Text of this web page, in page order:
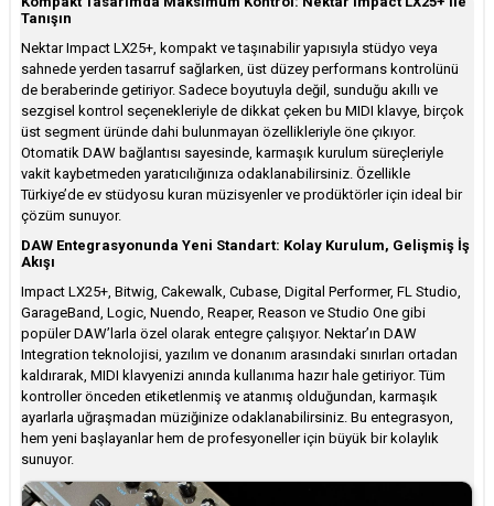
Tanışın
Nektar Impact LX25+, kompakt ve taşınabilir yapısıyla stüdyo veya
sahnede yerden tasarruf sağlarken, üst düzey performans kontrolünü
de beraberinde getiriyor. Sadece boyutuyla değil, sunduğu akıllı ve
sezgisel kontrol seçenekleriyle de dikkat çeken bu MIDI klavye, birçok
üst segment üründe dahi bulunmayan özellikleriyle öne çıkıyor.
Otomatik DAW bağlantısı sayesinde, karmaşık kurulum süreçleriyle
vakit kaybetmeden yaratıcılığınıza odaklanabilirsiniz. Özellikle
Türkiye’de ev stüdyosu kuran müzisyenler ve prodüktörler için ideal bir
çözüm sunuyor.
DAW Entegrasyonunda Yeni Standart: Kolay Kurulum, Gelişmiş İş
Akışı
Impact LX25+, Bitwig, Cakewalk, Cubase, Digital Performer, FL Studio,
GarageBand, Logic, Nuendo, Reaper, Reason ve Studio One gibi
popüler DAW’larla özel olarak entegre çalışıyor. Nektar’ın DAW
Integration teknolojisi, yazılım ve donanım arasındaki sınırları ortadan
kaldırarak, MIDI klavyenizi anında kullanıma hazır hale getiriyor. Tüm
kontroller önceden etiketlenmiş ve atanmış olduğundan, karmaşık
ayarlarla uğraşmadan müziğinize odaklanabilirsiniz. Bu entegrasyon,
hem yeni başlayanlar hem de profesyoneller için büyük bir kolaylık
sunuyor.